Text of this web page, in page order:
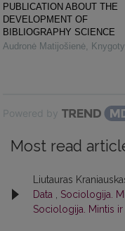
PUBLICATION ABOUT THE
DEVELOPMENT OF
BIBLIOGRAPHY SCIENCE
Audronė Matijošienė
Powered by
Most read
Liutauras
Data
Sociologija.
Sociologija. Mintis ir